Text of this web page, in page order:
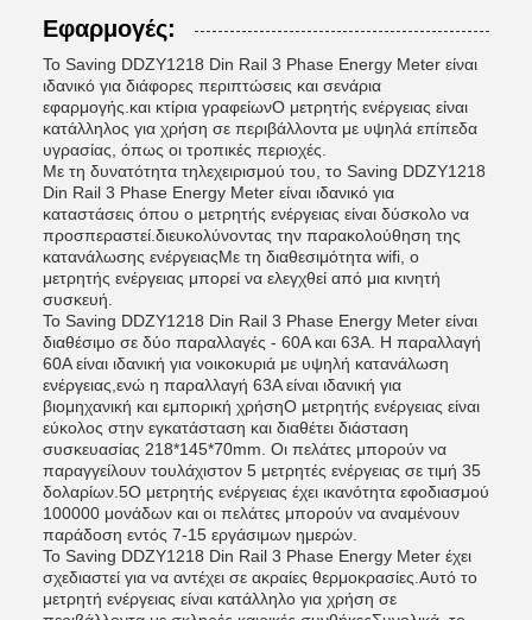
Εφαρμογές:
Το Saving DDZY1218 Din Rail 3 Phase Energy Meter είναι
ιδανικό για διάφορες περιπτώσεις και σενάρια
εφαρμογής.και κτίρια γραφείωνΟ μετρητής ενέργειας είναι
κατάλληλος για χρήση σε περιβάλλοντα με υψηλά επίπεδα
υγρασίας, όπως οι τροπικές περιοχές.
Με τη δυνατότητα τηλεχειρισμού του, το Saving DDZY1218
Din Rail 3 Phase Energy Meter είναι ιδανικό για
καταστάσεις όπου ο μετρητής ενέργειας είναι δύσκολο να
προσπεραστεί.διευκολύνοντας την παρακολούθηση της
κατανάλωσης ενέργειαςΜε τη διαθεσιμότητα wifi, ο
μετρητής ενέργειας μπορεί να ελεγχθεί από μια κινητή
συσκευή.
Το Saving DDZY1218 Din Rail 3 Phase Energy Meter είναι
διαθέσιμο σε δύο παραλλαγές - 60A και 63A. Η παραλλαγή
60A είναι ιδανική για νοικοκυριά με υψηλή κατανάλωση
ενέργειας,ενώ η παραλλαγή 63A είναι ιδανική για
βιομηχανική και εμπορική χρήσηΟ μετρητής ενέργειας είναι
εύκολος στην εγκατάσταση και διαθέτει διάσταση
συσκευασίας 218*145*70mm. Οι πελάτες μπορούν να
παραγγείλουν τουλάχιστον 5 μετρητές ενέργειας σε τιμή 35
δολαρίων.5Ο μετρητής ενέργειας έχει ικανότητα εφοδιασμού
100000 μονάδων και οι πελάτες μπορούν να αναμένουν
παράδοση εντός 7-15 εργάσιμων ημερών.
Το Saving DDZY1218 Din Rail 3 Phase Energy Meter έχει
σχεδιαστεί για να αντέχει σε ακραίες θερμοκρασίες.Αυτό το
μετρητή ενέργειας είναι κατάλληλο για χρήση σε